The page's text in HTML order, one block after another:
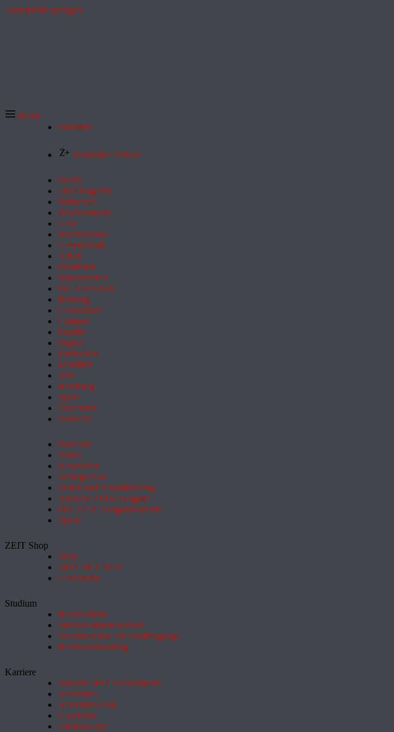
Zum Inhalt springen
Menü
Startseite
Exklusive Artikel
Politik
ZEITmagazin
Wirtschaft
Wochenmarkt
Geld
Wochenende
Gesellschaft
Arbeit
Feuilleton
Wissenschaft
Pol. Feuilleton
Bildung
Gesundheit
Campus
Familie
Digital
Entdecken
Mobilität
Sinn
Hamburg
Sport
Österreich
Schweiz
Podcasts
Video
Newsletter
Schlagzeilen
Daten und Visualisierung
Aktuelle ZEIT-Ausgabe
DIE ZEIT Ausgabenarchiv
Spiele
ZEIT Shop
Shop
ZEIT BÜCHER
Geschenke
Studium
HeyStudium
Studium-Interessentest
Suchmaschine für Studiengänge
Hochschulranking
Karriere
Jobs im ZEIT Stellenmarkt
academics
academics.com
GoodJobs
e-fellows.net